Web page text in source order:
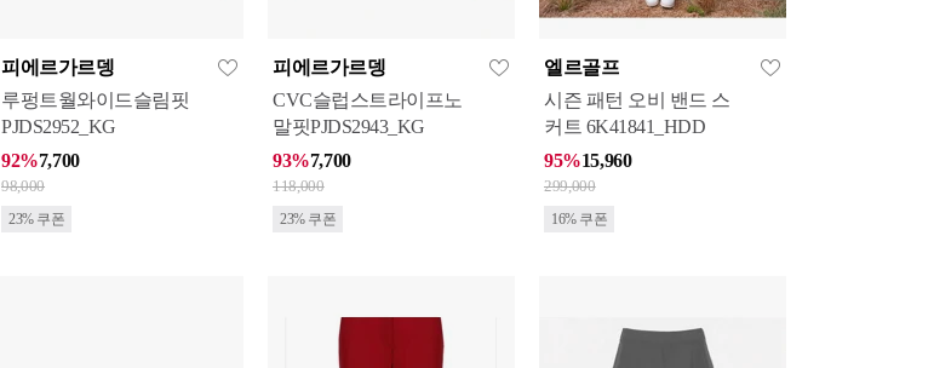
피에르가르뎅
루펑트월와이드슬림핏
PJDS2952_KG
92%7,700
98,000
23% 쿠폰
피에르가르뎅
CVC슬럽스트라이프노
말핏PJDS2943_KG
93%7,700
118,000
23% 쿠폰
엘르골프
시즌 패턴 오비 밴드 스
커트 6K41841_HDD
95%15,960
299,000
16% 쿠폰